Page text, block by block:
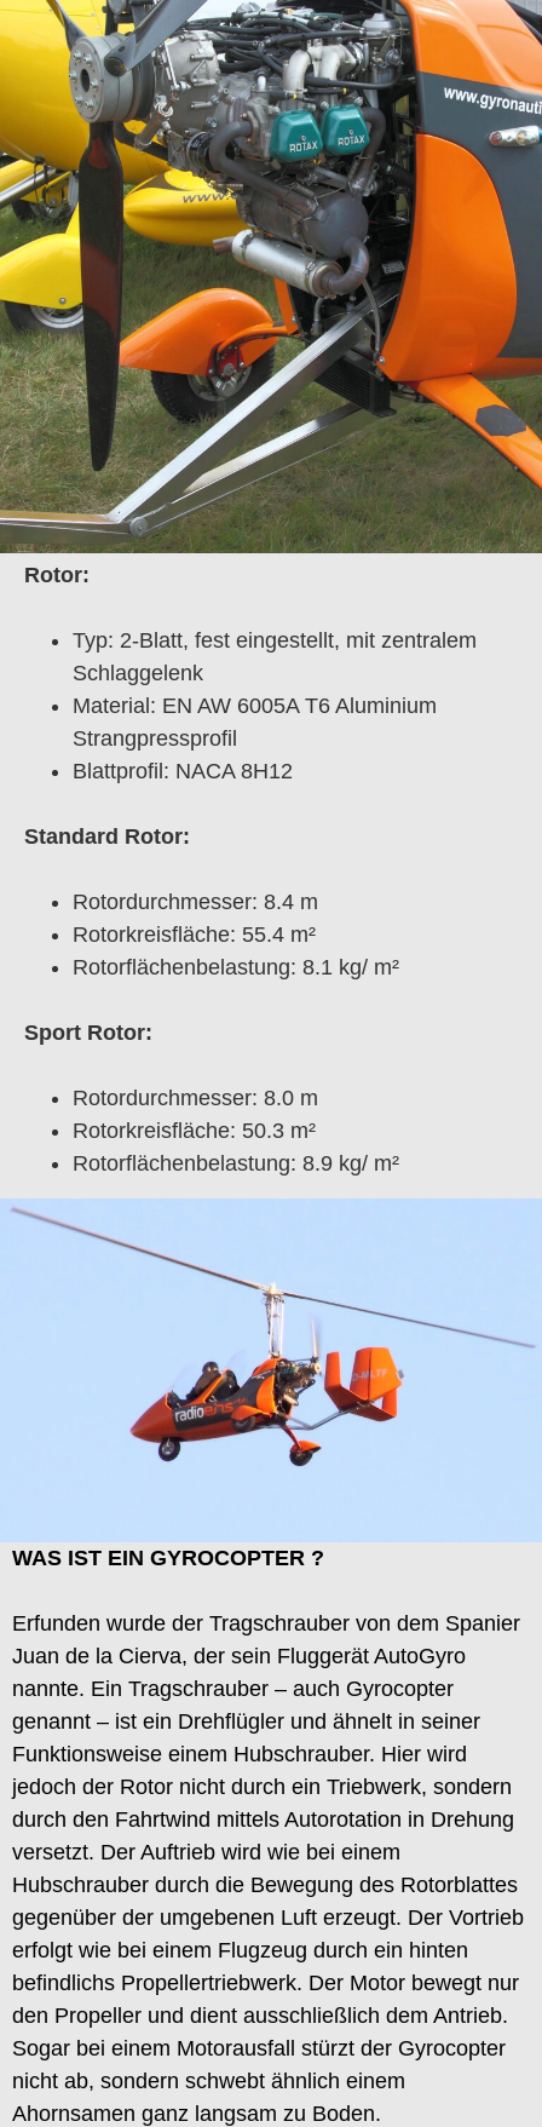
Rotor:
Typ: 2-Blatt, fest eingestellt, mit zentralem
Schlaggelenk
Material: EN AW 6005A T6 Aluminium
Strangpressprofil
Blattprofil: NACA 8H12
Standard Rotor:
Rotordurchmesser: 8.4 m
Rotorkreisfläche: 55.4 m²
Rotorflächenbelastung: 8.1 kg/ m²
Sport Rotor:
Rotordurchmesser: 8.0 m
Rotorkreisfläche: 50.3 m²
Rotorflächenbelastung: 8.9 kg/ m²
WAS IST EIN GYROCOPTER ?
Erfunden wurde der Tragschrauber von dem Spanier
Juan de la Cierva, der sein Fluggerät AutoGyro
nannte. Ein Tragschrauber – auch Gyrocopter
genannt – ist ein Drehflügler und ähnelt in seiner
Funktionsweise einem Hubschrauber. Hier wird
jedoch der Rotor nicht durch ein Triebwerk, sondern
durch den Fahrtwind mittels Autorotation in Drehung
versetzt. Der Auftrieb wird wie bei einem
Hubschrauber durch die Bewegung des Rotorblattes
gegenüber der umgebenen Luft erzeugt. Der Vortrieb
erfolgt wie bei einem Flugzeug durch ein hinten
befindlichs Propellertriebwerk. Der Motor bewegt nur
den Propeller und dient ausschließlich dem Antrieb.
Sogar bei einem Motorausfall stürzt der Gyrocopter
nicht ab, sondern schwebt ähnlich einem
Ahornsamen ganz langsam zu Boden.